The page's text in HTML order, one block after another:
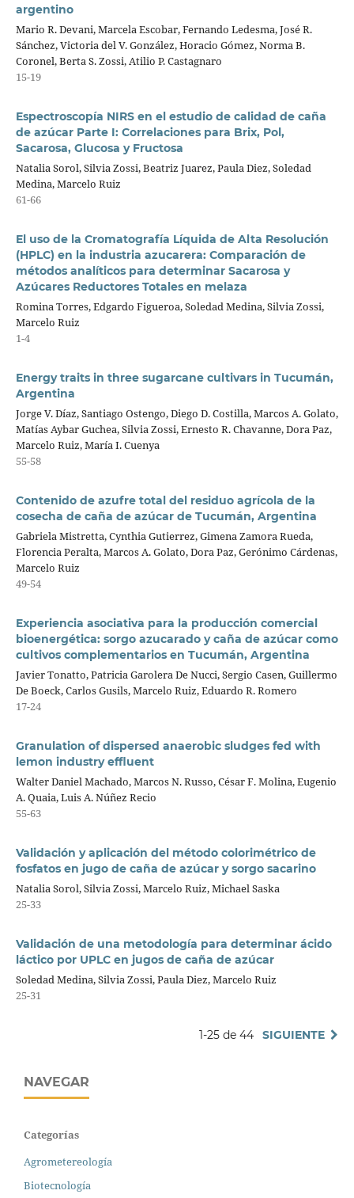
argentino
Mario R. Devani, Marcela Escobar, Fernando Ledesma, José R.
Sánchez, Victoria del V. González, Horacio Gómez, Norma B.
Coronel, Berta S. Zossi, Atilio P. Castagnaro
15-19
Espectroscopía NIRS en el estudio de calidad de caña
de azúcar Parte I: Correlaciones para Brix, Pol,
Sacarosa, Glucosa y Fructosa
Natalia Sorol, Silvia Zossi, Beatriz Juarez, Paula Diez, Soledad
Medina, Marcelo Ruiz
61-66
El uso de la Cromatografía Líquida de Alta Resolución
(HPLC) en la industria azucarera: Comparación de
métodos analíticos para determinar Sacarosa y
Azúcares Reductores Totales en melaza
Romina Torres, Edgardo Figueroa, Soledad Medina, Silvia Zossi,
Marcelo Ruiz
1-4
Energy traits in three sugarcane cultivars in Tucumán,
Argentina
Jorge V. Díaz, Santiago Ostengo, Diego D. Costilla, Marcos A. Golato,
Matías Aybar Guchea, Silvia Zossi, Ernesto R. Chavanne, Dora Paz,
Marcelo Ruiz, María I. Cuenya
55-58
Contenido de azufre total del residuo agrícola de la
cosecha de caña de azúcar de Tucumán, Argentina
Gabriela Mistretta, Cynthia Gutierrez, Gimena Zamora Rueda,
Florencia Peralta, Marcos A. Golato, Dora Paz, Gerónimo Cárdenas,
Marcelo Ruiz
49-54
Experiencia asociativa para la producción comercial
bioenergética: sorgo azucarado y caña de azúcar como
cultivos complementarios en Tucumán, Argentina
Javier Tonatto, Patricia Garolera De Nucci, Sergio Casen, Guillermo
De Boeck, Carlos Gusils, Marcelo Ruiz, Eduardo R. Romero
17-24
Granulation of dispersed anaerobic sludges fed with
lemon industry effluent
Walter Daniel Machado, Marcos N. Russo, César F. Molina, Eugenio
A. Quaia, Luis A. Núñez Recio
55-63
Validación y aplicación del método colorimétrico de
fosfatos en jugo de caña de azúcar y sorgo sacarino
Natalia Sorol, Silvia Zossi, Marcelo Ruiz, Michael Saska
25-33
Validación de una metodología para determinar ácido
láctico por UPLC en jugos de caña de azúcar
Soledad Medina, Silvia Zossi, Paula Diez, Marcelo Ruiz
25-31
1-25 de 44 SIGUIENTE
NAVEGAR
Categorías
Agrometereología
Biotecnología